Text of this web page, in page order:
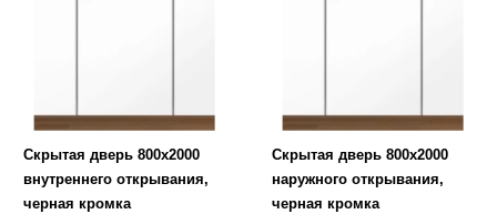
Скрытая дверь 800х2000
внутреннего открывания,
черная кромка​
Скрытая дверь 800х2000
наружного открывания,
черная кромка​